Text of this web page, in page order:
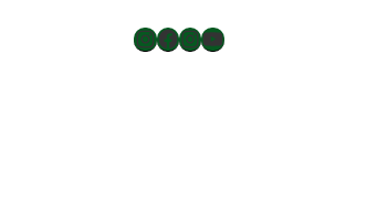
TAKTLOS
Musikverein Rhode
Musikverein Rhode
YouTube